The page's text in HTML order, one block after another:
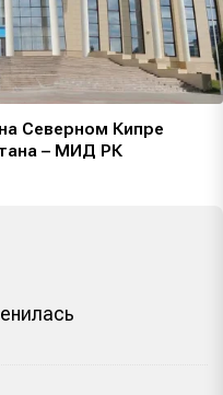
Северном Кипре
– МИД РК